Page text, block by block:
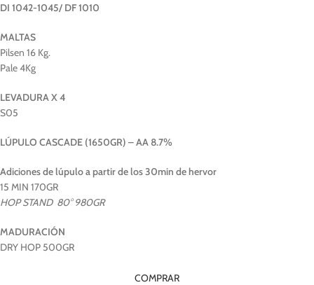
DI 1042-1045/ DF 1010
MALTAS
Pilsen 16 Kg.
Pale 4Kg
LEVADURA X 4
S05
LÚPULO CASCADE (1650GR) – AA 8.7%
Adiciones de lúpulo a partir de los 30min de hervor
15 MIN 170GR
HOP STAND 80° 980GR
MADURACIÓN
DRY HOP 500GR
COMPRAR